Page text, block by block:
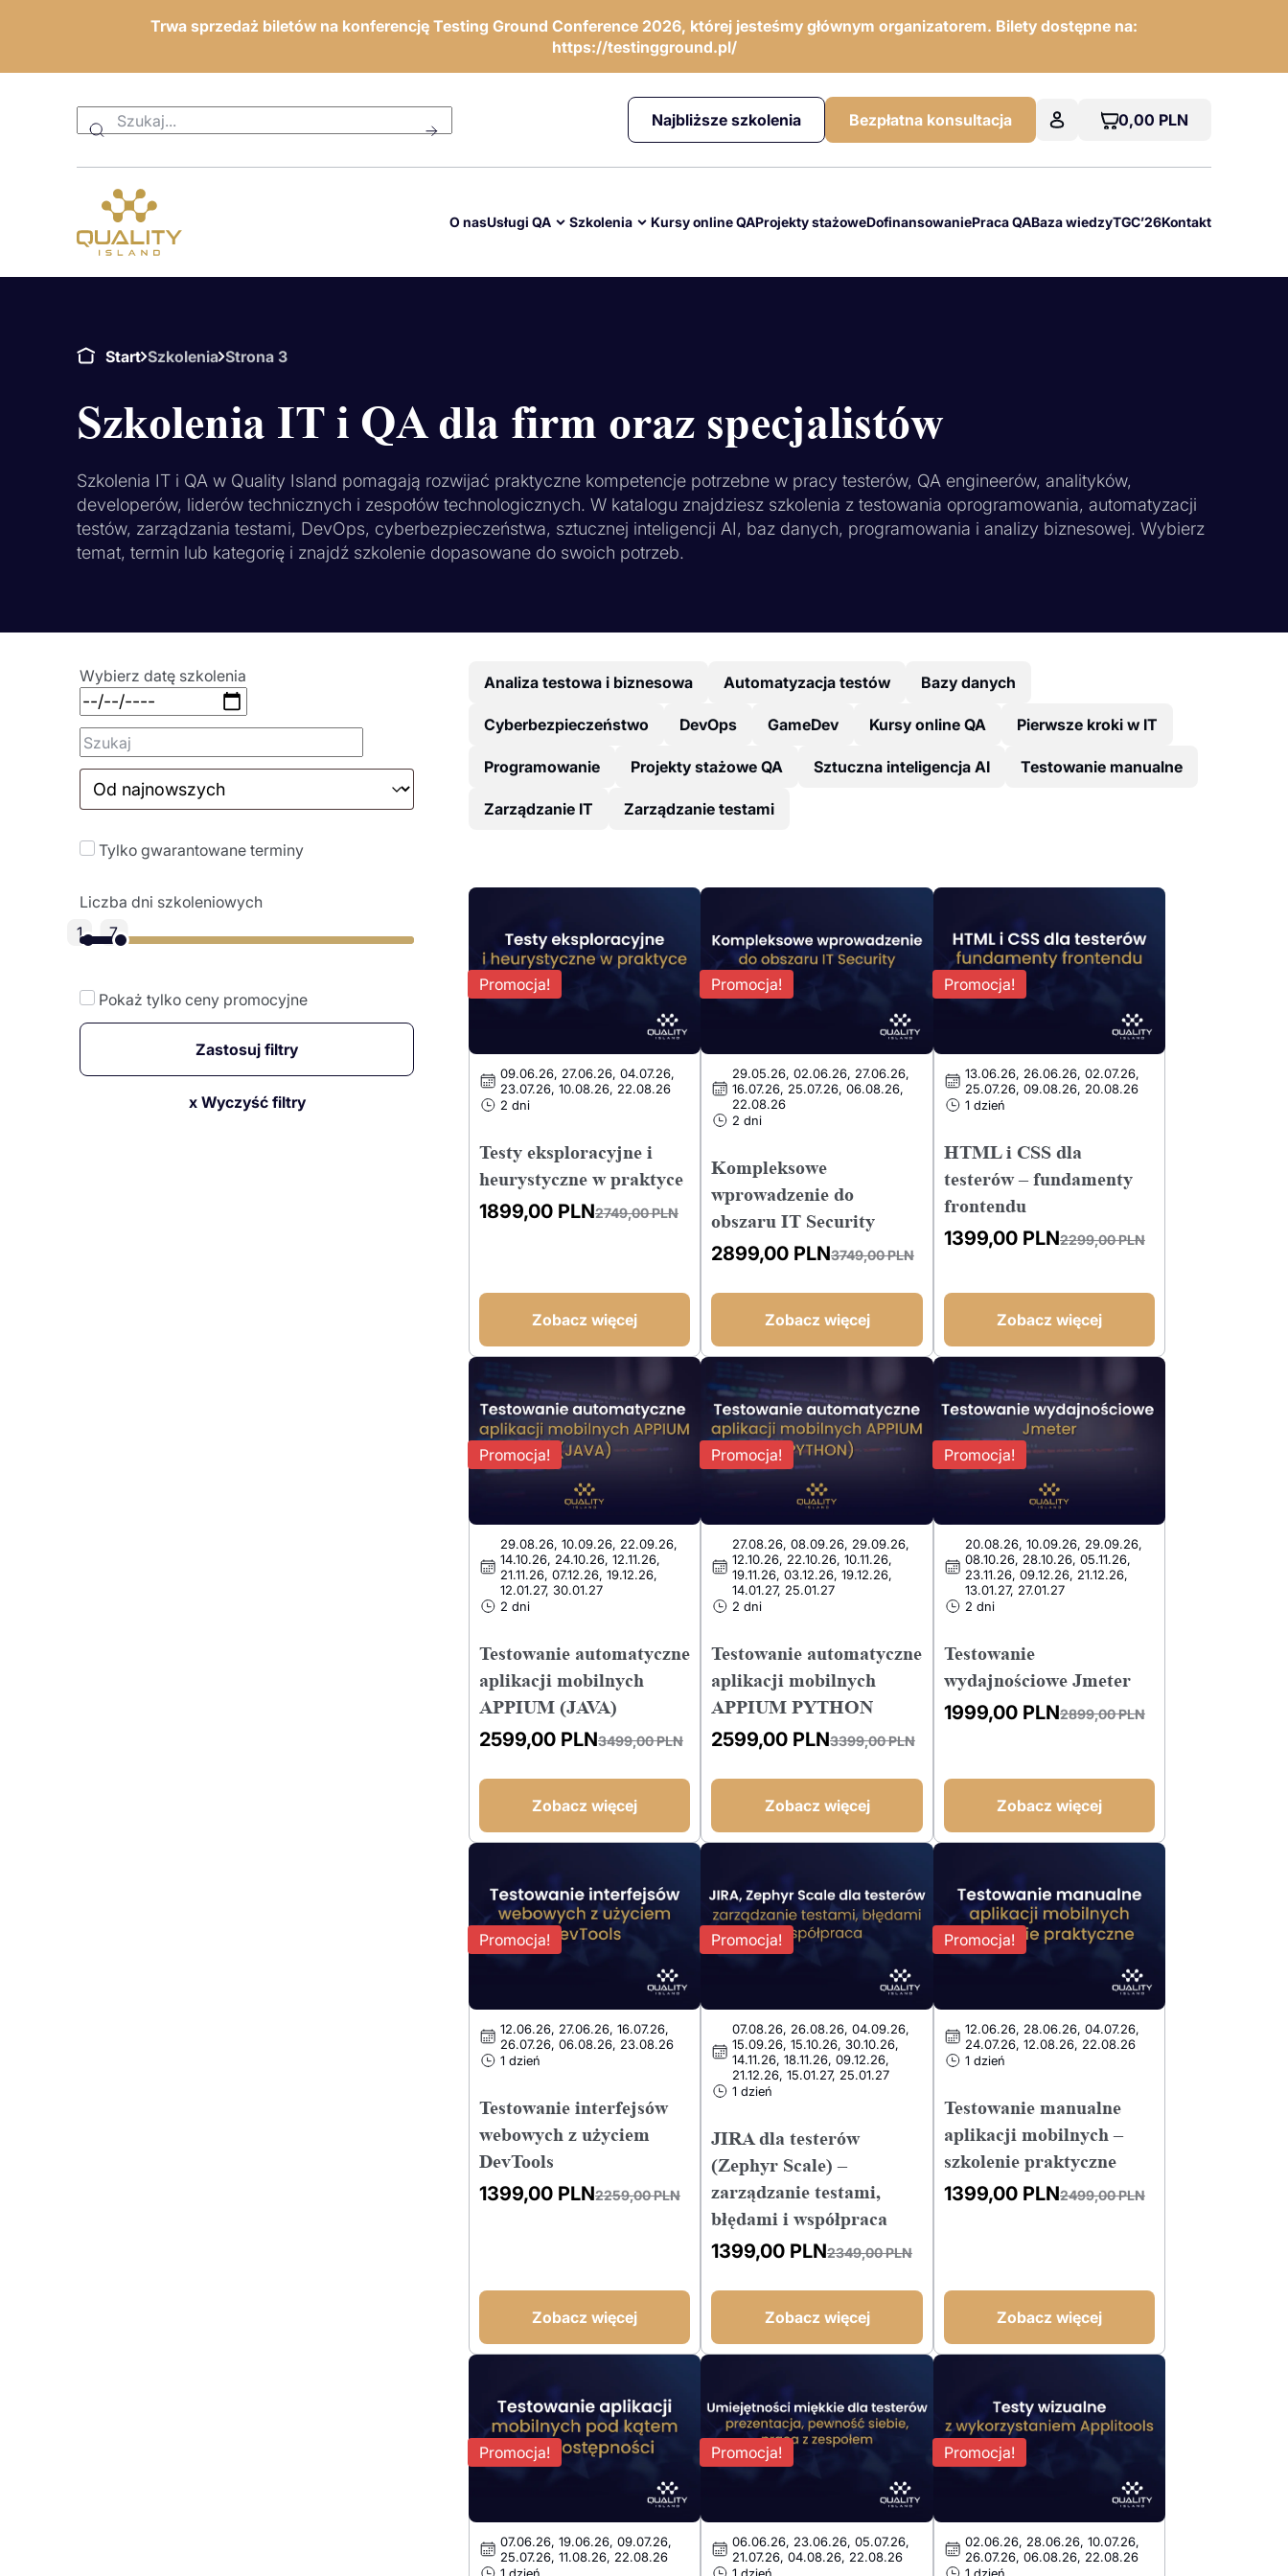
Trwa sprzedaż biletów na konferencję Testing Ground Conference 2026, której jesteśmy głównym organizatorem. Bilety dostępne na:
https://testingground.pl/
Najbliższe szkolenia Bezpłatna konsultacja 0,00 PLN
O nasUsługi QA Szkolenia Kursy online QAProjekty stażoweDofinansowaniePraca QABaza wiedzyTGC’26Kontakt
Start Szkolenia Strona 3
Szkolenia IT i QA dla firm oraz specjalistów
Szkolenia IT i QA w Quality Island pomagają rozwijać praktyczne kompetencje potrzebne w pracy testerów, QA engineerów, analityków,
developerów, liderów technicznych i zespołów technologicznych. W katalogu znajdziesz szkolenia z testowania oprogramowania, automatyzacji
testów, zarządzania testami, DevOps, cyberbezpieczeństwa, sztucznej inteligencji AI, baz danych, programowania i analizy biznesowej. Wybierz
temat, termin lub kategorię i znajdź szkolenie dopasowane do swoich potrzeb.
Wybierz datę szkolenia
Tylko gwarantowane terminy
Liczba dni szkoleniowych
1
7
Pokaż tylko ceny promocyjne
Zastosuj filtry
x Wyczyść filtry
Analiza testowa i biznesowa Automatyzacja testów Bazy danych
Cyberbezpieczeństwo DevOps GameDev Kursy online QA Pierwsze kroki w IT
Programowanie Projekty stażowe QA Sztuczna inteligencja AI Testowanie manualne
Zarządzanie IT Zarządzanie testami
Promocja!
09.06.26, 27.06.26, 04.07.26,
23.07.26, 10.08.26, 22.08.26
2 dni
Testy eksploracyjne i
heurystyczne w praktyce
2749,00PLN
2749,00 PLN.
1899,00 PLN
1899,00 PLN.
Zobacz więcej
Promocja!
29.05.26, 02.06.26, 27.06.26,
16.07.26, 25.07.26, 06.08.26,
22.08.26
2 dni
Kompleksowe
wprowadzenie do
obszaru IT Security
3749,00PLN
cena
wynosiła:
2899,00 PLN
cena
Zobacz więcej
Promocja!
13.06.26, 26.06.26, 02.07.26,
25.07.26, 09.08.26, 20.08.26
1 dzień
HTML i CSS dla
testerów – fundamenty
frontendu
2299,00PLN
wynosiła:
2299,00 PLN.
1399,00 PLN
wynosi:
1399,00 PLN.Zobacz więcej
Promocja!
29.08.26, 10.09.26, 22.09.26,
14.10.26, 24.10.26, 12.11.26,
21.11.26, 07.12.26, 19.12.26,
12.01.27, 30.01.27
2 dni
Testowanie automatyczne
aplikacji mobilnych
APPIUM (JAVA)
3499,00PLN
cena
wynosiła:
2599,00 PLN
cena
Zobacz więcej
Promocja!
27.08.26, 08.09.26, 29.09.26,
12.10.26, 22.10.26, 10.11.26,
19.11.26, 03.12.26, 19.12.26,
14.01.27, 25.01.27
2 dni
Testowanie automatyczne
aplikacji mobilnych
APPIUM PYTHON
3399,00PLN
cena
wynosiła:
2599,00 PLN
cena
Zobacz więcej
Promocja!
20.08.26, 10.09.26, 29.09.26,
08.10.26, 28.10.26, 05.11.26,
23.11.26, 09.12.26, 21.12.26,
13.01.27, 27.01.27
2 dni
Testowanie
wydajnościowe Jmeter
2899,00PLN
1999,00 PLN
Zobacz więcej
Promocja!
12.06.26, 27.06.26, 16.07.26,
26.07.26, 06.08.26, 23.08.26
1 dzień
Testowanie interfejsów
webowych z użyciem
DevTools
2259,00PLN
1399,00 PLN
Zobacz więcej
Promocja!
07.08.26, 26.08.26, 04.09.26,
15.09.26, 15.10.26, 30.10.26,
14.11.26, 18.11.26, 09.12.26,
21.12.26, 15.01.27, 25.01.27
1 dzień
JIRA dla testerów
(Zephyr Scale) –
zarządzanie testami,
błędami i współpraca
2349,00PLN
cena
wynosiła:
1399,00 PLN
cena
Zobacz więcej
Promocja!
12.06.26, 28.06.26, 04.07.26,
24.07.26, 12.08.26, 22.08.26
1 dzień
Testowanie manualne
aplikacji mobilnych –
szkolenie praktyczne
2499,00PLN
1399,00 PLN
Zobacz więcej
Promocja!
07.06.26, 19.06.26, 09.07.26,
25.07.26, 11.08.26, 22.08.26
1 dzień
Promocja!
06.06.26, 23.06.26, 05.07.26,
21.07.26, 04.08.26, 22.08.26
1 dzień
Promocja!
02.06.26, 28.06.26, 10.07.26,
26.07.26, 06.08.26, 22.08.26
1 dzień